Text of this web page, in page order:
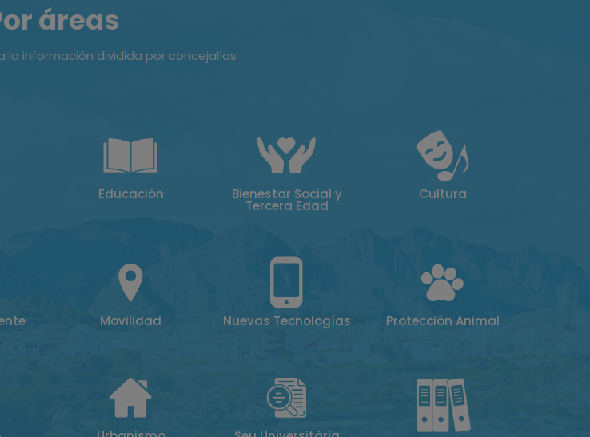
áreas
la información dividida por concejalías
Educación Bienestar Social y
Tercera Edad
Cultura
Movilidad Nuevas Tecnologías Protección Animal